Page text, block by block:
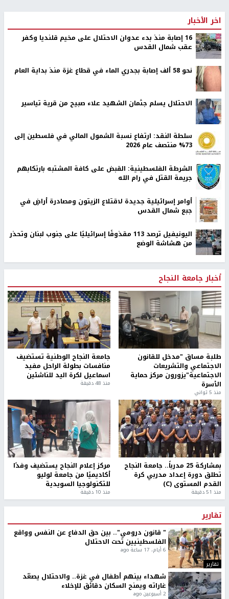
اخر الأخبار
16 إصابة منذ بدء عدوان الاحتلال على مخيم قلنديا وكفر
عقب شمال القدس
نحو 58 ألف إصابة بجدري الماء في قطاع غزة منذ بداية العام
الاحتلال يسلم جثمان الشهيد علاء صبيح من قرية تياسير
سلطة النقد: ارتفاع نسبة الشمول المالي في فلسطين إلى
73% منتصف عام 2026
الشرطة الفلسطينية: القبض على كافة المشتبه بارتكابهم
جريمة القتل في رام الله
أوامر إسرائيلية جديدة لاقتلاع الزيتون ومصادرة أراضٍ في
جبع شمال القدس
اليونيفيل ترصد 113 مقذوفًا إسرائيليًا على جنوب لبنان وتحذر
من هشاشة الوضع
أخبار جامعة النجاح
طلبة مساق "مدخل للقانون
الاجتماعي والتشريعات
الاجتماعية"يزورون مركز حماية
الأسرة
منذ 5 ثواني
جامعة النجاح الوطنية تستضيف
منافسات بطولة الراحل مفيد
اسماعيل لكرة اليد للناشئين
منذ 48 دقيقة
بمشاركة 25 مدرباً.. جامعة النجاح
تطلق دورة إعداد مدربي كرة
القدم المستوى (C)
منذ 51 دقيقة
مركز إعلام النجاح يستضيف وفدًا
أكاديميًا من جامعة لوليو
للتكنولوجيا السويدية
منذ 10 دقيقة
تقارير
تقارير
" قانون درومي".. بين حق الدفاع عن النفس وواقع
الفلسطينيين تحت الاحتلال
6 أيام، 17 ساعة ago
شهداء بينهم أطفال في غزة.. والاحتلال يصعّد
غاراته ويمنح السكان دقائق للإخلاء
2 أسبوعين ago